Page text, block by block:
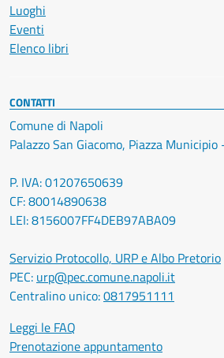
Luoghi
Eventi
Elenco libri
CONTATTI
Comune di Napoli
Palazzo San Giacomo, Piazza
P. IVA: 01207650639
CF: 80014890638
LEI: 8156007FF4DEB97ABA09
Servizio Protocollo, URP e Albo Pretorio
PEC: urp@pec.comune.napoli.it
Centralino unico:0817951111
Leggi le FAQ
Prenotazione appuntamento